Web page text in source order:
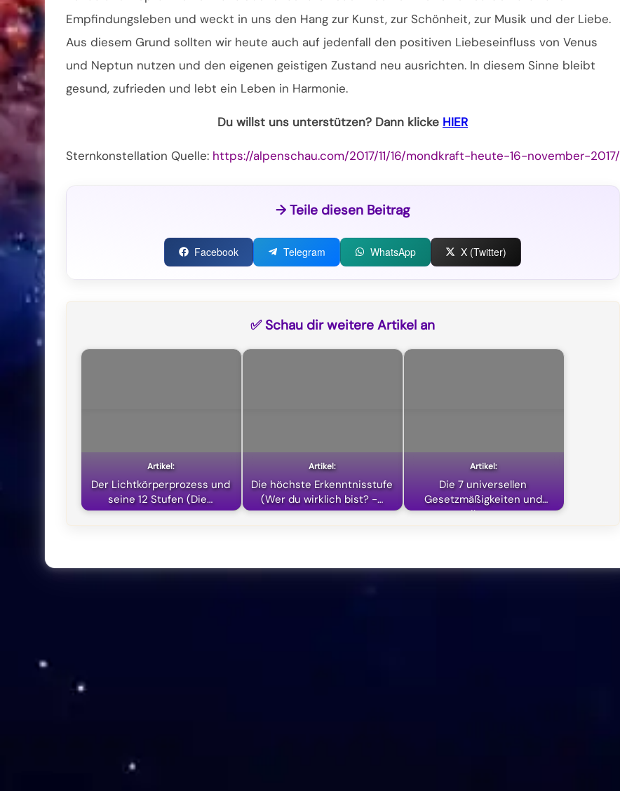
Empfindungsleben und weckt in uns den Hang zur Kunst, zur Schönheit, zur Musik und der Liebe.
Aus diesem Grund sollten wir heute auch auf jedenfall den positiven Liebeseinfluss von Venus
und Neptun nutzen und den eigenen geistigen Zustand neu ausrichten. In diesem Sinne bleibt
gesund, zufrieden und lebt ein Leben in Harmonie.
Du willst uns unterstützen? Dann klicke HIER
Sternkonstellation Quelle: https://alpenschau.com/2017/11/16/mondkraft-heute-16-november-2017/
→ Teile diesen Beitrag
Facebook Telegram WhatsApp X (Twitter)
✅ Schau dir weitere Artikel an
Der Lichtkörperprozess und
seine 12 Stufen (Die…
Die höchste Erkenntnisstufe
(Wer du wirklich bist? -…
Die 7 universellen
Gesetzmäßigkeiten und
ihre…